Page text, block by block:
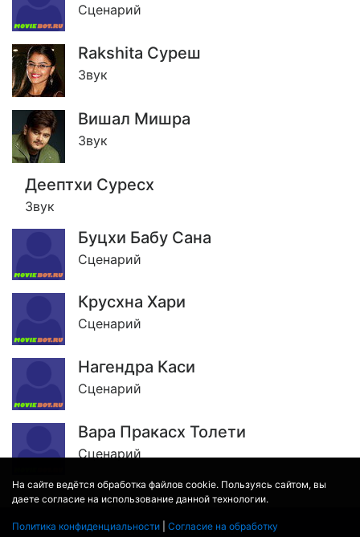
На сайте ведётся обработка файлов cookie. Пользуясь сайтом, вы
даете согласие на использование данной технологии.
Политика конфиденциальности
Согласие на обработку
Сценарий
Rakshita Суреш
Звук
Вишал Мишра
Звук
Деептхи Суресх
Звук
Буцхи Бабу Сана
Сценарий
Крусхна Хари
Сценарий
Нагендра Каси
Сценарий
Вара Пракасх Толети
Сценарий
© 2017 - 2026MOVIEBOT.RU